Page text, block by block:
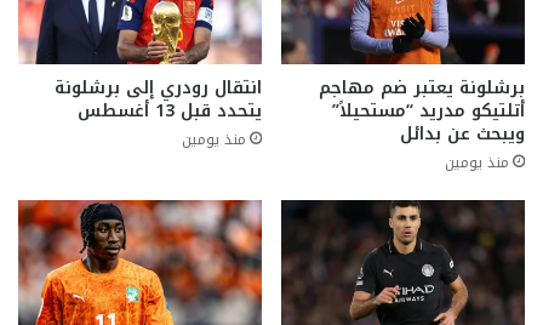
برشلونة يعتبر ضم مهاجم
أتلتيكو مدريد “مستحيلاً”
ويبحث عن بدائل
منذ يومين
انتقال رودري إلى برشلونة
يتحدد قبل 13 أغسطس
منذ يومين